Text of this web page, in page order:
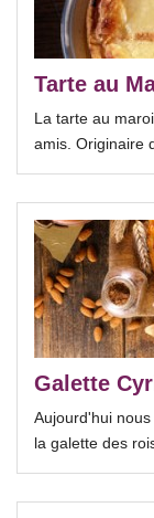
Tarte au
La tarte au
amis. Originaire
Galette
Aujourd'hui
la galette des